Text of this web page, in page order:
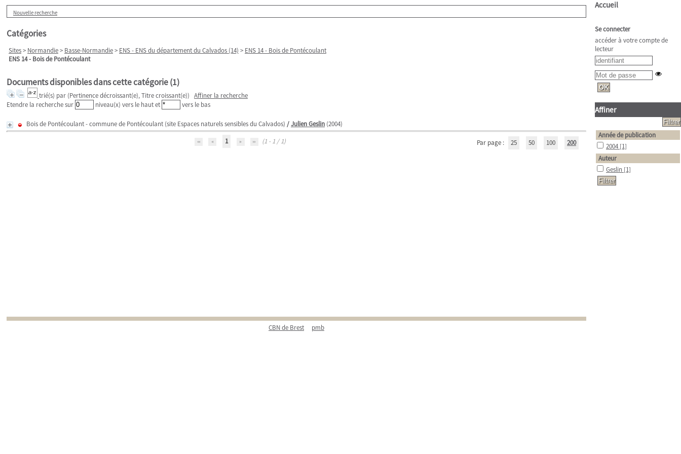
Nouvelle recherche
Catégories
Sites> Normandie> Basse-Normandie> ENS - ENS du département du Calvados (14) > ENS 14 - Bois de Pontécoulant
ENS 14 - Bois de Pontécoulant
Documents disponibles dans cette catégorie (1)
trié(s) par (Pertinence décroissant(e), Titre croissant(e)) Affiner la recherche
Etendre la recherche sur
niveau(x) vers le haut et vers le bas
Bois de Pontécoulant - commune de Pontécoulant (site Espaces naturels sensibles du Calvados) /Julien Geslin (2004)
1
(1 - 1 / 1) Par page : 25 50 100 200
CBN de Brest pmb
Accueil
Se connecter
accéder à votre compte de
lecteur
Affiner
Année de publication
2004 [1]
Auteur
Geslin [1]